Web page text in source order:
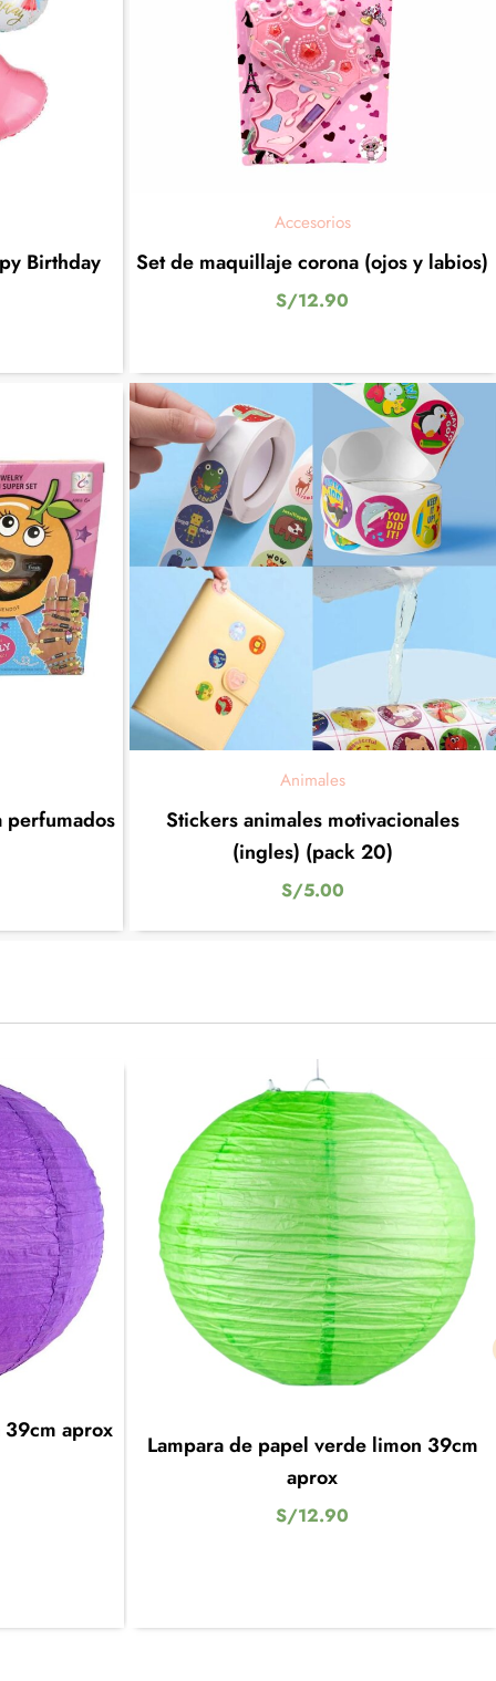
Birthday
Accesorios
Set de maquillaje corona (ojos y labios)
S/12.90
perfumados
Animales
Stickers animales motivacionales
(ingles) (pack 20)
S/5.00
39cm aprox
Lampara de papel verde limon 39cm
aprox
S/12.90